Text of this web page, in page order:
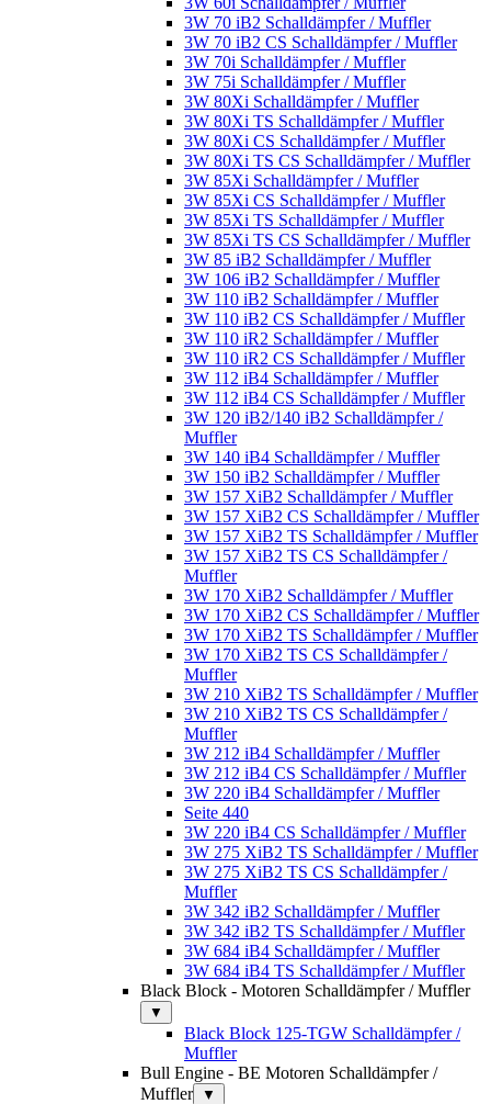
3W 70 iB2 Schalldämpfer / Muffler
3W 70 iB2 CS Schalldämpfer / Muffler
3W 70i Schalldämpfer / Muffler
3W 75i Schalldämpfer / Muffler
3W 80Xi Schalldämpfer / Muffler
3W 80Xi TS Schalldämpfer / Muffler
3W 80Xi CS Schalldämpfer / Muffler
3W 80Xi TS CS Schalldämpfer / Muffler
3W 85Xi Schalldämpfer / Muffler
3W 85Xi CS Schalldämpfer / Muffler
3W 85Xi TS Schalldämpfer / Muffler
3W 85Xi TS CS Schalldämpfer / Muffler
3W 85 iB2 Schalldämpfer / Muffler
3W 106 iB2 Schalldämpfer / Muffler
3W 110 iB2 Schalldämpfer / Muffler
3W 110 iB2 CS Schalldämpfer / Muffler
3W 110 iR2 Schalldämpfer / Muffler
3W 110 iR2 CS Schalldämpfer / Muffler
3W 112 iB4 Schalldämpfer / Muffler
3W 112 iB4 CS Schalldämpfer / Muffler
3W 120 iB2/140 iB2 Schalldämpfer /
Muffler
3W 140 iB4 Schalldämpfer / Muffler
3W 150 iB2 Schalldämpfer / Muffler
3W 157 XiB2 Schalldämpfer / Muffler
3W 157 XiB2 CS Schalldämpfer / Muffler
3W 157 XiB2 TS Schalldämpfer / Muffler
3W 157 XiB2 TS CS Schalldämpfer /
Muffler
3W 170 XiB2 Schalldämpfer / Muffler
3W 170 XiB2 CS Schalldämpfer / Muffler
3W 170 XiB2 TS Schalldämpfer / Muffler
3W 170 XiB2 TS CS Schalldämpfer /
Muffler
3W 210 XiB2 TS Schalldämpfer / Muffler
3W 210 XiB2 TS CS Schalldämpfer /
Muffler
3W 212 iB4 Schalldämpfer / Muffler
3W 212 iB4 CS Schalldämpfer / Muffler
3W 220 iB4 Schalldämpfer / Muffler
Seite 440
3W 220 iB4 CS Schalldämpfer / Muffler
3W 275 XiB2 TS Schalldämpfer / Muffler
3W 275 XiB2 TS CS Schalldämpfer /
Muffler
3W 342 iB2 Schalldämpfer / Muffler
3W 342 iB2 TS Schalldämpfer / Muffler
3W 684 iB4 Schalldämpfer / Muffler
3W 684 iB4 TS Schalldämpfer / Muffler
Black Block - Motoren Schalldämpfer / Muffler
▼
Black Block 125-TGW Schalldämpfer /
Muffler
Bull Engine - BE Motoren Schalldämpfer /
Muffler
▼